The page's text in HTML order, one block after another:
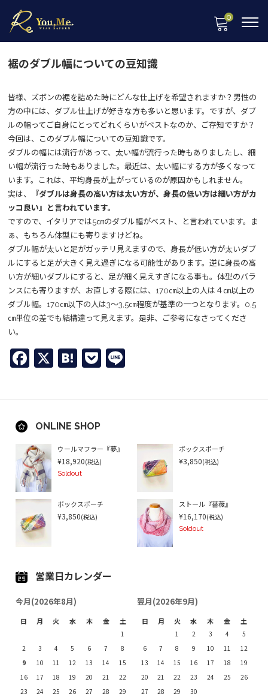
0
裾のダブル幅についての豆知識
皆様、ズボンの裾を詰めた時にどんな仕上げを希望されますか？男性の
方の中には、ダブル仕上げが好きな方も多いと思います。ですが、ダブ
ルの幅ってご自身にとってどれくらいがベストなのか、ご存知ですか？
今回は、このダブル幅についての豆知識です。
ダブルの幅には流行があって、太い幅が流行った時もありましたし、細
い幅が流行った時もありました。最近は、太い幅にする方が多くなって
います。これは、平均身長が上がっているのが原因かもしれません。
実は、
『ダブルは身長の高い方は太い方が、身長の低い方は細い方がカ
ッコ良い』と言われています。
ですので、イタリアでは5㎝のダブル幅がベスト、と言われています。ま
ぁ、もちろん体型にも寄りますけどね。
ダブル幅が太いと足がガッチリ見えますので、身長が低い方が太いダブ
ルにすると足が大きく見え過ぎになる可能性があります。逆に身長の高
い方が細いダブルにすると、足が細く見えすぎになる事も。体型のバラ
ンスにも寄りますが、お直しする際には、170㎝以上の人は４㎝以上の
ダブル幅。170㎝以下の人は3～3,5㎝程度が基準の一つとなります。0,5
㎝単位の差でも結構違って見えます。是非、ご参考になさってくださ
い。
Facebook
X Hatena
Pocket
ONLINE SHOP
ウールマフラー『夢』
¥18,920(税込)
Soldout
ボックスポーチ
¥3,850(税込)
ボックスポーチ
¥3,850(税込)
ストール『薔薇』
¥16,170(税込)
Soldout
営業日カレンダー
今月(2026年8月)
日 月 火 水 木 金 土
1
2
3 4 5 6 7
8
9
10 11 12 13 14
15
16
17 18 19 20 21
22
23
24 25 26 27 28
29
翌月(2026年9月)
日 月 火 水 木 金 土
1 2 3 4
5
6
7 8 9 10 11
12
13
14 15 16 17 18
19
20
21 22 23 24 25
26
27
28 29 30